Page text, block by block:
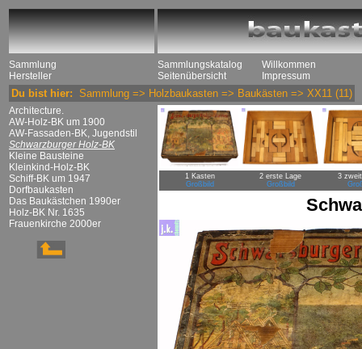
Sammlung
Hersteller
Sammlungskatalog
Seitenübersicht
Willkommen
Impressum
Du bist hier: Sammlung => Holzbaukasten => Baukästen => XX11 (11)
Architecture.
AW-Holz-BK um 1900
AW-Fassaden-BK, Jugendstil
Schwarzburger Holz-BK
Kleine Bausteine
Kleinkind-Holz-BK
Schiff-BK um 1947
Dorfbaukasten
Das Baukästchen 1990er
Holz-BK Nr. 1635
Frauenkirche 2000er
1 Kasten
Großbild
2 erste Lage
Großbild
3